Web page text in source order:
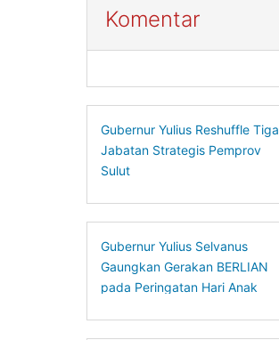
Komentar
Gubernur Yulius Reshuffle Tiga
Jabatan Strategis Pemprov
Sulut
Gubernur Yulius Selvanus
Gaungkan Gerakan BERLIAN
pada Peringatan Hari Anak